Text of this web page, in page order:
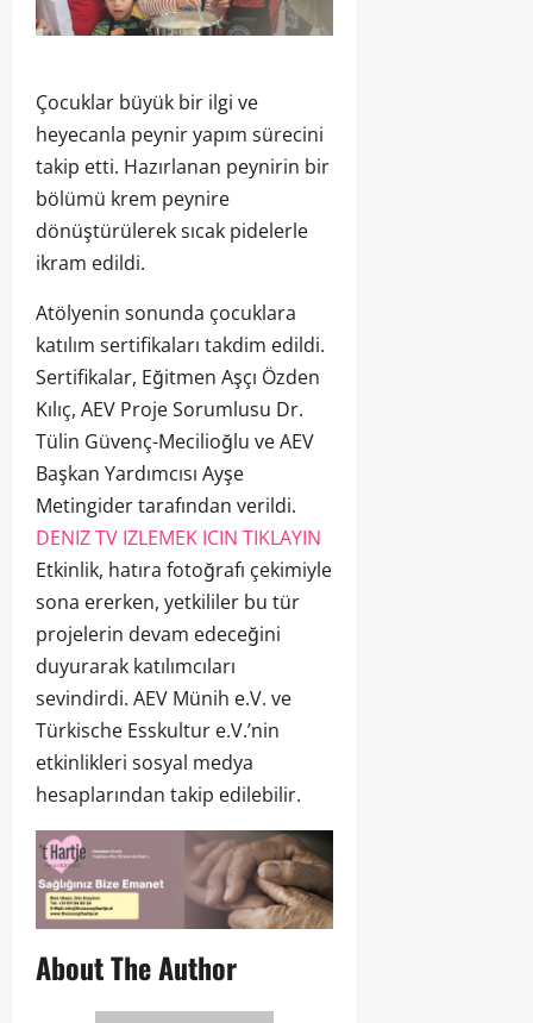
Çocuklar büyük bir ilgi ve
heyecanla peynir yapım sürecini
takip etti. Hazırlanan peynirin bir
bölümü krem peynire
dönüştürülerek sıcak pidelerle
ikram edildi.
Atölyenin sonunda çocuklara
katılım sertifikaları takdim edildi.
Sertifikalar, Eğitmen Aşçı Özden
Kılıç, AEV Proje Sorumlusu Dr.
Tülin Güvenç-Mecilioğlu ve AEV
Başkan Yardımcısı Ayşe
Metingider tarafından verildi.
DENIZ TV IZLEMEK ICIN TIKLAYIN
Etkinlik, hatıra fotoğrafı çekimiyle
sona ererken, yetkililer bu tür
projelerin devam edeceğini
duyurarak katılımcıları
sevindirdi. AEV Münih e.V. ve
Türkische Esskultur e.V.’nin
etkinlikleri sosyal medya
hesaplarından takip edilebilir.
About The Author